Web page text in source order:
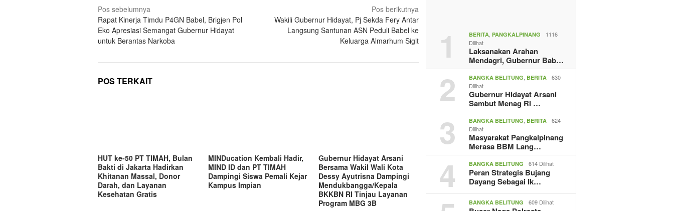
Navigasi
pos
Pos sebelumnya
Rapat Kinerja Timdu P4GN Babel, Brigjen Pol
Eko Apresiasi Semangat Gubernur Hidayat
untuk Berantas Narkoba
Pos berikutnya
Wakili Gubernur Hidayat, Pj Sekda Fery Antar
Langsung Santunan ASN Peduli Babel ke
Keluarga Almarhum Sigit
POS TERKAIT
HUT ke-50 PT TIMAH, Bulan
Bakti di Jakarta Hadirkan
Khitanan Massal, Donor
Darah, dan Layanan
Kesehatan Gratis
MINDucation Kembali Hadir,
MIND ID dan PT TIMAH
Dampingi Siswa Pemali Kejar
Kampus Impian
Gubernur Hidayat Arsani
Bersama Wakil Wali Kota
Dessy Ayutrisna Dampingi
Mendukbangga/Kepala
BKKBN RI Tinjau Layanan
Program MBG 3B
1 BERITA ,PANGKALPINANG
1116
Dilihat
Laksanakan Arahan
Mendagri, Gubernur Bab…
2 BANGKA BELITUNG BERITA
630
Dilihat
Gubernur Hidayat Arsani
Sambut Menag RI …
3 BANGKA BELITUNG BERITA
624
Dilihat
Masyarakat Pangkalpinang
Merasa BBM Lang…
4 BANGKA BELITUNG 614 Dilihat
Peran Strategis Bujang
Dayang Sebagai Ik…
BANGKA BELITUNG 609 Dilihat